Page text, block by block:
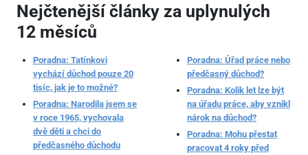
Nejčtenější články za uplynulých
12 měsíců
Poradna: Tatínkovi
vychází důchod pouze 20
tisíc, jak je to možné?
Poradna: Narodila jsem se
v roce 1965, vychovala
dvě děti a chci do
předčasného důchodu
Poradna: Úřad práce nebo
předčasný důchod?
Poradna: Kolik let lze být
na úřadu práce, aby vznikl
nárok na důchod?
Poradna: Mohu přestat
pracovat 4 roky před